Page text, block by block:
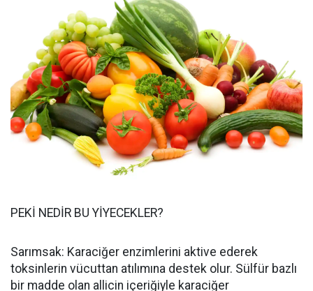
PEKİ NEDİR BU YİYECEKLER?
Sarımsak: Karaciğer enzimlerini aktive ederek
toksinlerin vücuttan atılımına destek olur. Sülfür bazlı
bir madde olan allicin içeriğiyle karaciğer